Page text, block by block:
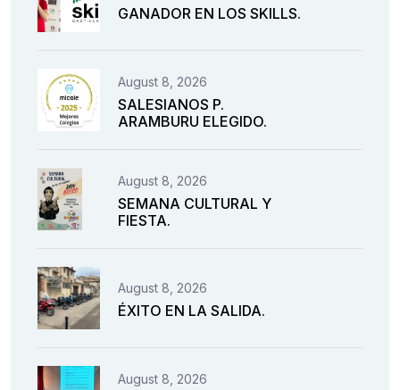
GANADOR EN LOS SKILLS.
August 8, 2026
SALESIANOS P.
ARAMBURU ELEGIDO.
August 8, 2026
SEMANA CULTURAL Y
FIESTA.
August 8, 2026
ÉXITO EN LA SALIDA.
August 8, 2026